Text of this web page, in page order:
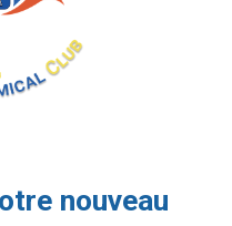
nouveau